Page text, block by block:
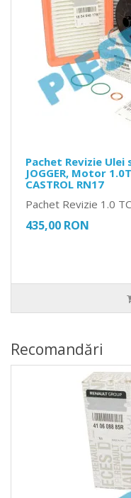
Pachet Revizie Ulei
JOGGER, Motor
CASTROL RN17
Pachet Revizie 1.0
435,00 RON
Recomandări